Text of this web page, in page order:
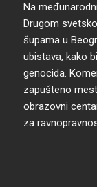
Na
Drugom
šupama u
ubistava, kako
genocida.
zapušteno
obrazovni
za